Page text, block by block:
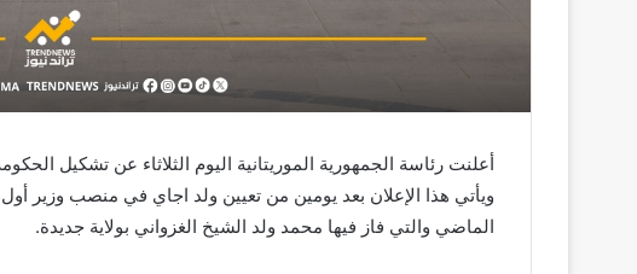
أعلنت رئاسة الجمهورية الموريتانية اليوم الثلاثاء عن تشكيل
ويأتي هذا الإعلان بعد يومين من تعيين ولد اجاي في منصب وزير
الماضي والتي فاز فيها محمد ولد الشيخ الغزواني بولاية جديدة.